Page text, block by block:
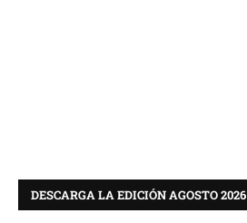
DESCARGA LA EDICIÓN AGOSTO 2026